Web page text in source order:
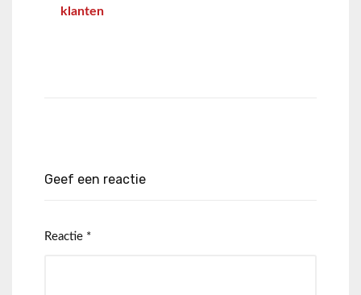
klanten
Geef een reactie
Reactie *